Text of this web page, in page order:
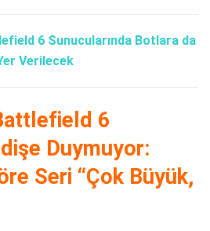
6 Sunucularında Botlara da
Verilecek
6
Duymuyor:
Seri “Çok Büyük,